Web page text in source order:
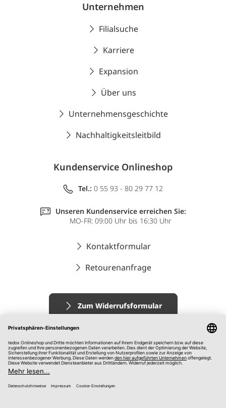
Unternehmen
Filialsuche
Karriere
Expansion
Über uns
Unternehmensgeschichte
Nachhaltigkeitsleitbild
Kundenservice Onlineshop
Tel.: 0 55 93 - 80 29 77 12
Unseren Kundenservice erreichen Sie:
MO-FR: 09:00 Uhr bis 16:30 Uhr
Kontaktformular
Retourenanfrage
Zum Widerrufsformular
Impressum
AGB
Datenschutz